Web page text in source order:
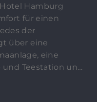
Hamburg
für einen
der
über eine
eine
und Teestation und